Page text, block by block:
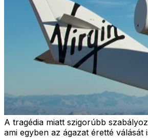
A tragédia miatt szigorúbb
ami egyben az ágazat éretté válását